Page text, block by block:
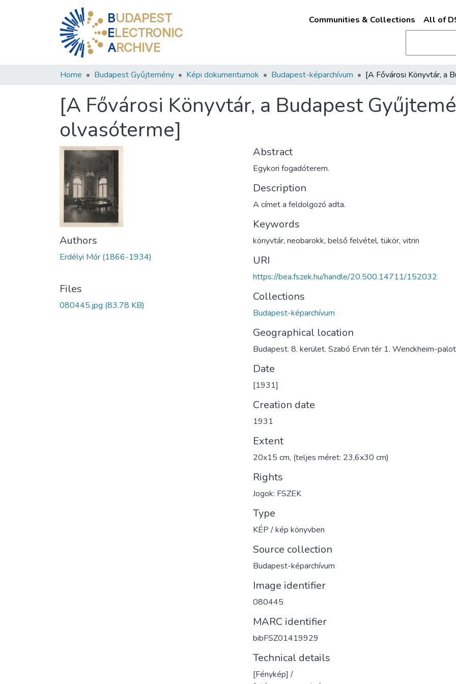
BUDAPEST
ELECTRONIC
ARCHIVE
Communities & Collections All of
Home Budapest Gyűjtemény Képi dokumentumok Budapest-képarchívum
[A Fővárosi Könyvtár, a Budapest
olvasóterme]
Authors
Erdélyi Mór (1866-1934)
Files
080445.jpg (83.78 KB)
Abstract
Egykori fogadóterem.
Description
A címet a feldolgozó adta.
Keywords
könyvtár, neobarokk, belső felvétel, tükör, vitrin
URI
https://bea.fszek.hu/handle/20.500.14711/152032
Collections
Budapest-képarchívum
Geographical location
Budapest. 8. kerület. Szabó Ervin tér 1. Wenckheim-
Date
[1931]
Creation date
1931
Extent
20x15 cm, (teljes méret: 23,6x30 cm)
Rights
Jogok: FSZEK
Type
KÉP / kép könyvben
Source collection
Budapest-képarchívum
Image identifier
080445
MARC identifier
bibFSZ01419929
Technical details
[Fénykép] /